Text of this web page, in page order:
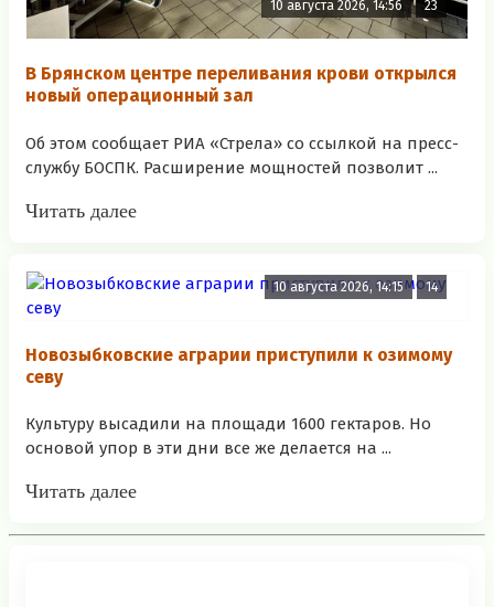
10 августа 2026, 14:56 23
В Брянском центре переливания крови открылся
новый операционный зал
Об этом сообщает РИА «Стрела» со ссылкой на пресс-
службу БОСПК. Расширение мощностей позволит ...
Читать далее
10 августа 2026, 14:15 14
Новозыбковские аграрии приступили к озимому
севу
Культуру высадили на площади 1600 гектаров. Но
основой упор в эти дни все же делается на ...
Читать далее